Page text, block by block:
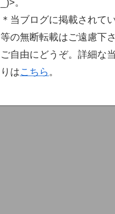
_)>。
＊当ブログに掲載されて
等の無断転載はご遠慮下
ご自由にどうぞ。詳細な
りはこちら 。